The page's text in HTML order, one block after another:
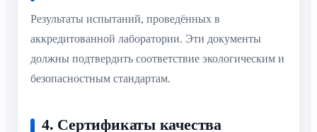
Результаты испытаний, проведённых в
аккредитованной лаборатории. Эти документы
должны подтвердить соответствие экологическим и
безопасностным стандартам.
4. Сертификаты качества